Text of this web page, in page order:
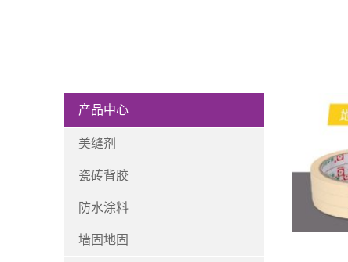
产品中心
美缝剂
瓷砖背胶
防水涂料
墙固地固